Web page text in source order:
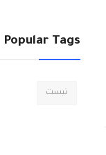
Popular Tags
تيست